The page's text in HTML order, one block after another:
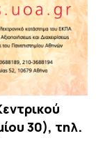
30), τηλ.